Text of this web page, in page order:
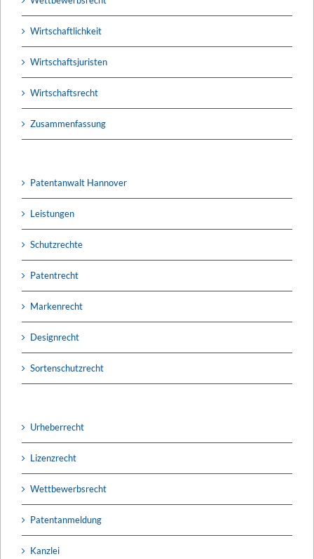
Wirtschaftlichkeit
Wirtschaftsjuristen
Wirtschaftsrecht
Zusammenfassung
Patentanwalt Hannover
Leistungen
Schutzrechte
Patentrecht
Markenrecht
Designrecht
Sortenschutzrecht
Urheberrecht
Lizenzrecht
Wettbewerbsrecht
Patentanmeldung
Kanzlei